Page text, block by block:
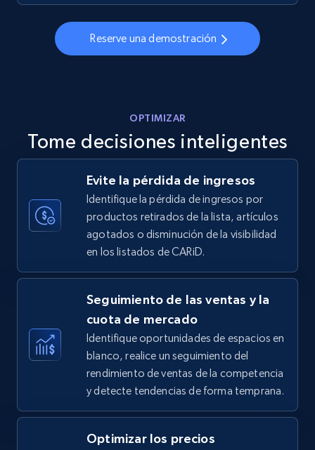
specific keywords
URL, Final price, Sku, Currency, Gtin,
Specifications, Image urls, Top reviews, and
using sku numbers
URL, Final price, Sku, Currency, Gtin,
Specifications, Image urls, Top reviews, and
5.6K+ 875+ Comenzar ahora
TikTok Shop
URL, Title, Available, Description, Currency, Initial
price, Final price, Discount percent, and more.
5.4K+ 668+ Comenzar ahora
Reserve una demostración
OPTIMIZAR
Tome decisiones inteligentes
Evite la pérdida de ingresos
Identifique la pérdida de ingresos por
productos retirados de la lista, artículos
agotados o disminución de la visibilidad
en los listados de CARiD.
Seguimiento de las ventas y la
cuota de mercado
Identifique oportunidades de espacios en
blanco, realice un seguimiento del
rendimiento de ventas de la competencia
y detecte tendencias de forma temprana.
Optimizar los precios